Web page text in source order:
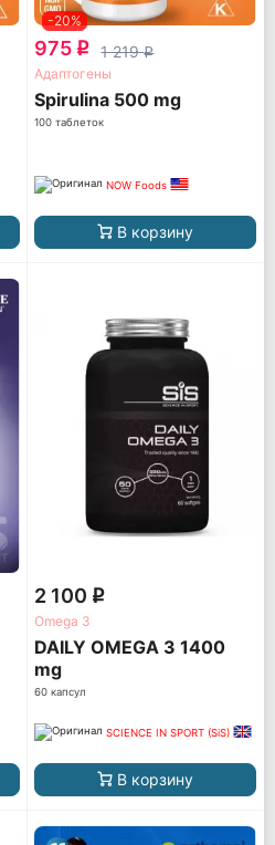
-20%
975 q 1 219q
Адаптогены
Spirulina 500 mg
100 таблеток
NOW Foods
В корзину
2 100 q
Omega 3
DAILY OMEGA 3 1400
mg
60 капсул
SCIENCE IN SPORT (SiS)
В корзину